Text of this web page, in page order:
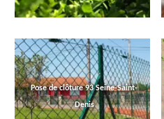
Pose de clôture 93 Seine-Saint-
Denis